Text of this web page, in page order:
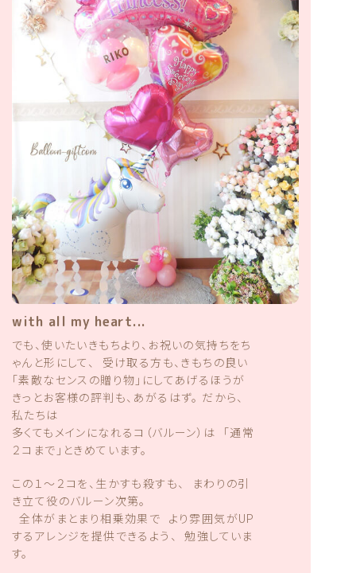
with all my heart...
でも、使いたいきもちより、お祝いの気持ちをち
ゃんと形にして、 受け取る方も、きもちの良い
「素敵なセンスの贈り物」にしてあげるほうが
きっとお客様の評判も、あがるはず。 だから、
私たちは
多くてもメインになれるコ（バルーン）は 「通常
２コまで」ときめています。
この１〜２コを、生かすも殺すも、 まわりの引
き立て役のバルーン次第。
全体がまとまり相乗効果で より雰囲気がUP
するアレンジを提供できるよう、 勉強していま
す。